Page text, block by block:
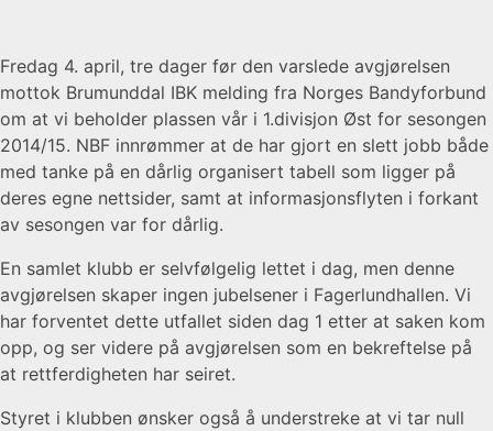
Fredag 4. april, tre dager før den varslede avgjørelsen
mottok Brumunddal IBK melding fra Norges Bandyforbund
om at vi beholder plassen vår i 1.divisjon Øst for sesongen
2014/15. NBF innrømmer at de har gjort en slett jobb både
med tanke på en dårlig organisert tabell som ligger på
deres egne nettsider, samt at informasjonsflyten i forkant
av sesongen var for dårlig.
En samlet klubb er selvfølgelig lettet i dag, men denne
avgjørelsen skaper ingen jubelsener i Fagerlundhallen. Vi
har forventet dette utfallet siden dag 1 etter at saken kom
opp, og ser videre på avgjørelsen som en bekreftelse på
at rettferdigheten har seiret.
Styret i klubben ønsker også å understreke at vi tar null